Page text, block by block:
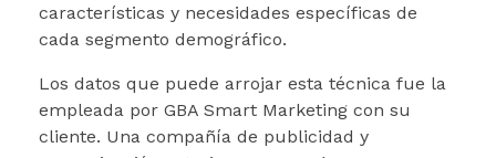
características y necesidades específicas de
cada segmento demográfico.
Los datos que puede arrojar esta técnica fue la
empleada por GBA Smart Marketing con su
cliente. Una compañía de publicidad y